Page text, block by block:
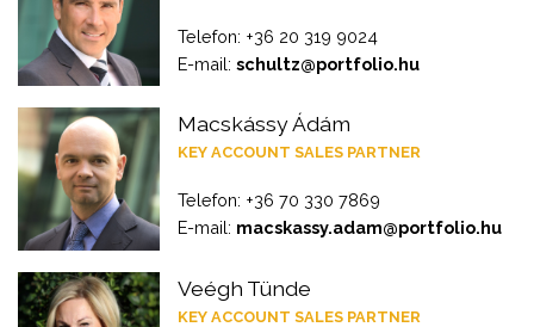
Telefon: +36 20 319 9024
E-mail:schultz@portfolio.hu
Macskássy Ádám
KEY ACCOUNT SALES PARTNER
Telefon: +36 70 330 7869
E-mail: macskassy.adam@portfolio.hu
Veégh Tünde
KEY ACCOUNT SALES PARTNER